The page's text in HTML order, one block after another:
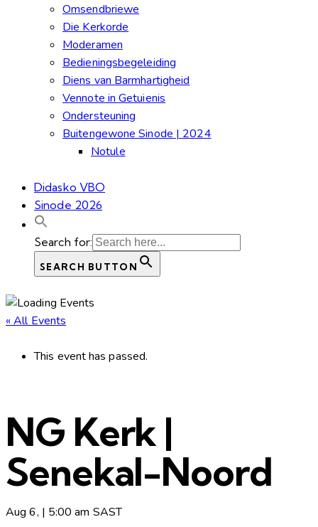
Omsendbriewe
Die Kerkorde
Moderamen
Bedieningsbegeleiding
Diens van Barmhartigheid
Vennote in Getuienis
Ondersteuning
Buitengewone Sinode | 2024
Notule
Didasko VBO
Sinode 2026
Search for:
SEARCH BUTTON
« All Events
This event has passed.
NG Kerk |
Senekal-Noord
Aug 6, | 5:00 am SAST